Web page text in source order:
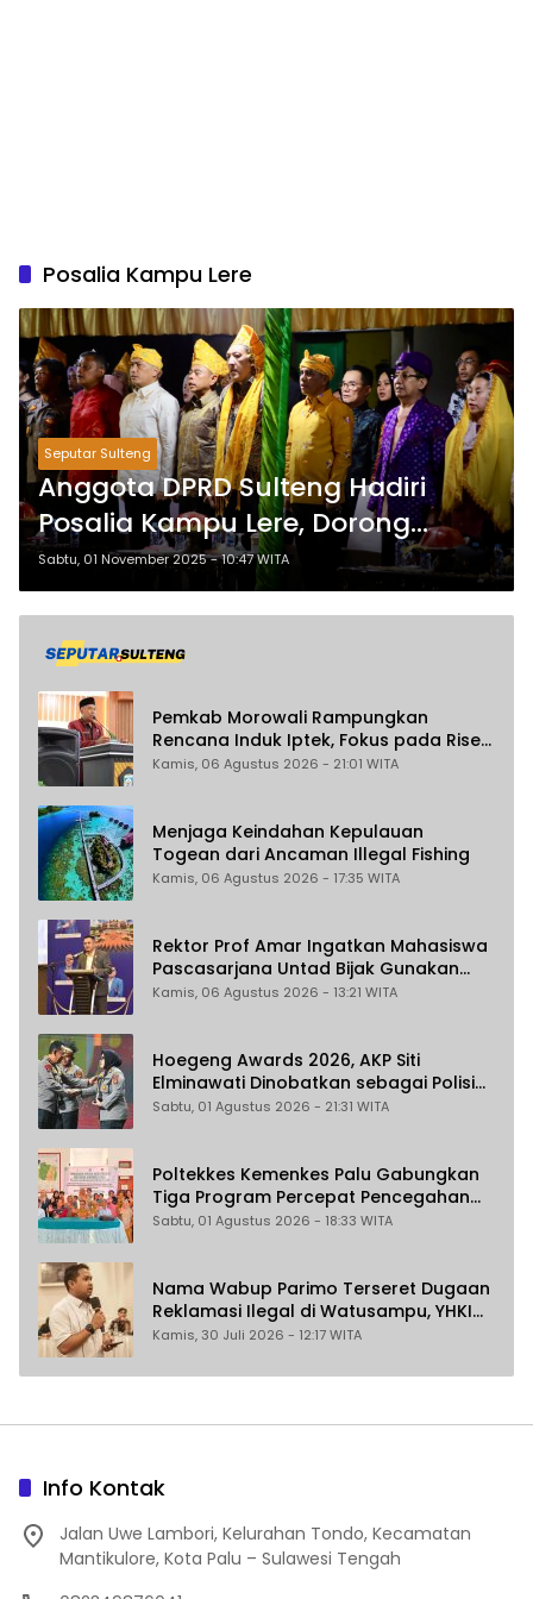
Posalia Kampu Lere
Seputar Sulteng
Anggota DPRD Sulteng Hadiri
Posalia Kampu Lere, Dorong
Pelestarian Budaya dan
Penguatan Ekonomi Lokal
Sabtu, 01 November 2025 - 10:47 WITA
Pemkab Morowali Rampungkan
Rencana Induk Iptek, Fokus pada Riset
dan Inovasi Daerah
Kamis, 06 Agustus 2026 - 21:01 WITA
Menjaga Keindahan Kepulauan
Togean dari Ancaman Illegal Fishing
Kamis, 06 Agustus 2026 - 17:35 WITA
Rektor Prof Amar Ingatkan Mahasiswa
Pascasarjana Untad Bijak Gunakan
Akal Imitasi
Kamis, 06 Agustus 2026 - 13:21 WITA
Hoegeng Awards 2026, AKP Siti
Elminawati Dinobatkan sebagai Polisi
Pelindung Perempuan dan Anak
Sabtu, 01 Agustus 2026 - 21:31 WITA
Poltekkes Kemenkes Palu Gabungkan
Tiga Program Percepat Pencegahan
Stunting di Donggala
Sabtu, 01 Agustus 2026 - 18:33 WITA
Nama Wabup Parimo Terseret Dugaan
Reklamasi Ilegal di Watusampu, YHKI
Desak Polda Sulteng Tingkatkan
Kamis, 30 Juli 2026 - 12:17 WITA
Info Kontak
Jalan Uwe Lambori, Kelurahan Tondo, Kecamatan
Mantikulore, Kota Palu – Sulawesi Tengah